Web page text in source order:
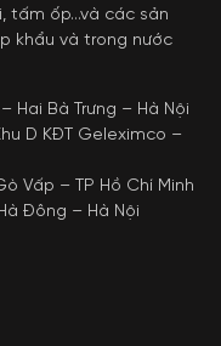
tấm ốp…và các sản
khẩu và trong nước
Hai Bà Trưng – Hà Nội
D KĐT Geleximco –
Vấp – TP Hồ Chí Minh
Đông – Hà Nội